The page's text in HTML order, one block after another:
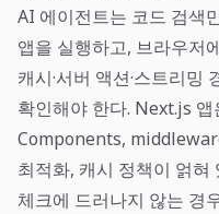
AI 에이전트는 코드 검색
앱을 실행하고, 브라우저
캐시·서버 액션·스트리밍
확인해야 한다. Next.js
Components,
최적화, 캐시 정책이 얽혀
체크에 드러나지 않는 경